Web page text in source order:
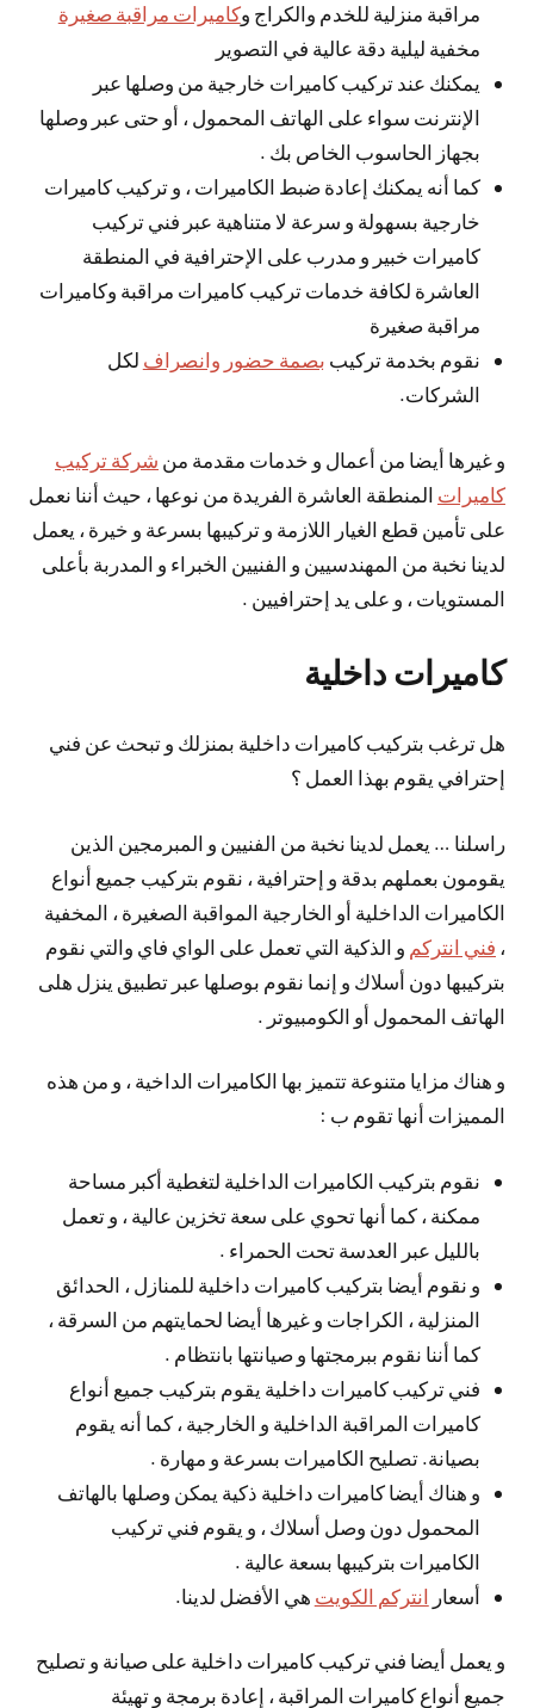
مراقبة منزلية للخدم والكراج وكاميرات مراقبة صغيرة
مخفية ليلية دقة عالية في التصوير
يمكنك عند تركيب كاميرات خارجية من وصلها عبر
الإنترنت سواء على الهاتف المحمول ، أو حتى عبر وصلها
بجهاز الحاسوب الخاص بك .
كما أنه يمكنك إعادة ضبط الكاميرات ، و تركيب كاميرات
خارجية بسهولة و سرعة لا متناهية عبر فني تركيب
كاميرات خبير و مدرب على الإحترافية في المنطقة
العاشرة لكافة خدمات تركيب كاميرات مراقبة وكاميرات
مراقبة صغيرة
نقوم بخدمة تركيب بصمة حضور وانصراف لكل
الشركات.
و غيرها أيضا من أعمال و خدمات مقدمة من شركة تركيب
كاميرات المنطقة العاشرة الفريدة من نوعها ، حيث أننا نعمل
على تأمين قطع الغيار اللازمة و تركيبها بسرعة و خيرة ، يعمل
لدينا نخبة من المهندسيين و الفنيين الخبراء و المدربة بأعلى
المستويات ، و على يد إحترافيين .
كاميرات داخلية
هل ترغب بتركيب كاميرات داخلية بمنزلك و تبحث عن فني
إحترافي يقوم بهذا العمل ؟
راسلنا … يعمل لدينا نخبة من الفنيين و المبرمجين الذين
يقومون بعملهم بدقة و إحترافية ، نقوم بتركيب جميع أنواع
الكاميرات الداخلية أو الخارجية المواقبة الصغيرة ، المخفية
، فني انتركم و الذكية التي تعمل على الواي فاي والتي نقوم
بتركيبها دون أسلاك و إنما نقوم بوصلها عبر تطبيق ينزل هلى
الهاتف المحمول أو الكومبيوتر .
و هناك مزايا متنوعة تتميز بها الكاميرات الداخية ، و من هذه
المميزات أنها تقوم ب :
نقوم بتركيب الكاميرات الداخلية لتغطية أكبر مساحة
ممكنة ، كما أنها تحوي على سعة تخزين عالية ، و تعمل
بالليل عبر العدسة تحت الحمراء .
و نقوم أيضا بتركيب كاميرات داخلية للمنازل ، الحدائق
المنزلية ، الكراجات و غيرها أيضا لحمايتهم من السرقة ،
كما أننا نقوم ببرمجتها و صيانتها بانتظام .
فني تركيب كاميرات داخلية يقوم بتركيب جميع أنواع
كاميرات المراقبة الداخلية و الخارجية ، كما أنه يقوم
بصيانة. تصليح الكاميرات بسرعة و مهارة .
و هناك أيضا كاميرات داخلية ذكية يمكن وصلها بالهاتف
المحمول دون وصل أسلاك ، و يقوم فني تركيب
الكاميرات بتركيبها بسعة عالية .
أسعار انتركم الكويت هي الأفضل لدينا.
و يعمل أيضا فني تركيب كاميرات داخلية على صيانة و تصليح
جميع أنواع كاميرات المراقبة ، إعادة برمجة و تهيئة